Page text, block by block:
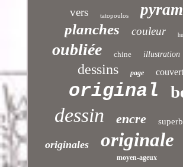
vers tatopoulos
planches couleur
oubliée chine illustration
dessins page
original
dessin encre
originales originale
moyen-ageux